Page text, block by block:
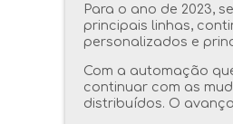
Para o ano de 2023,
principais linhas,
personalizados e
Com a automação
continuar com as
distribuídos. O